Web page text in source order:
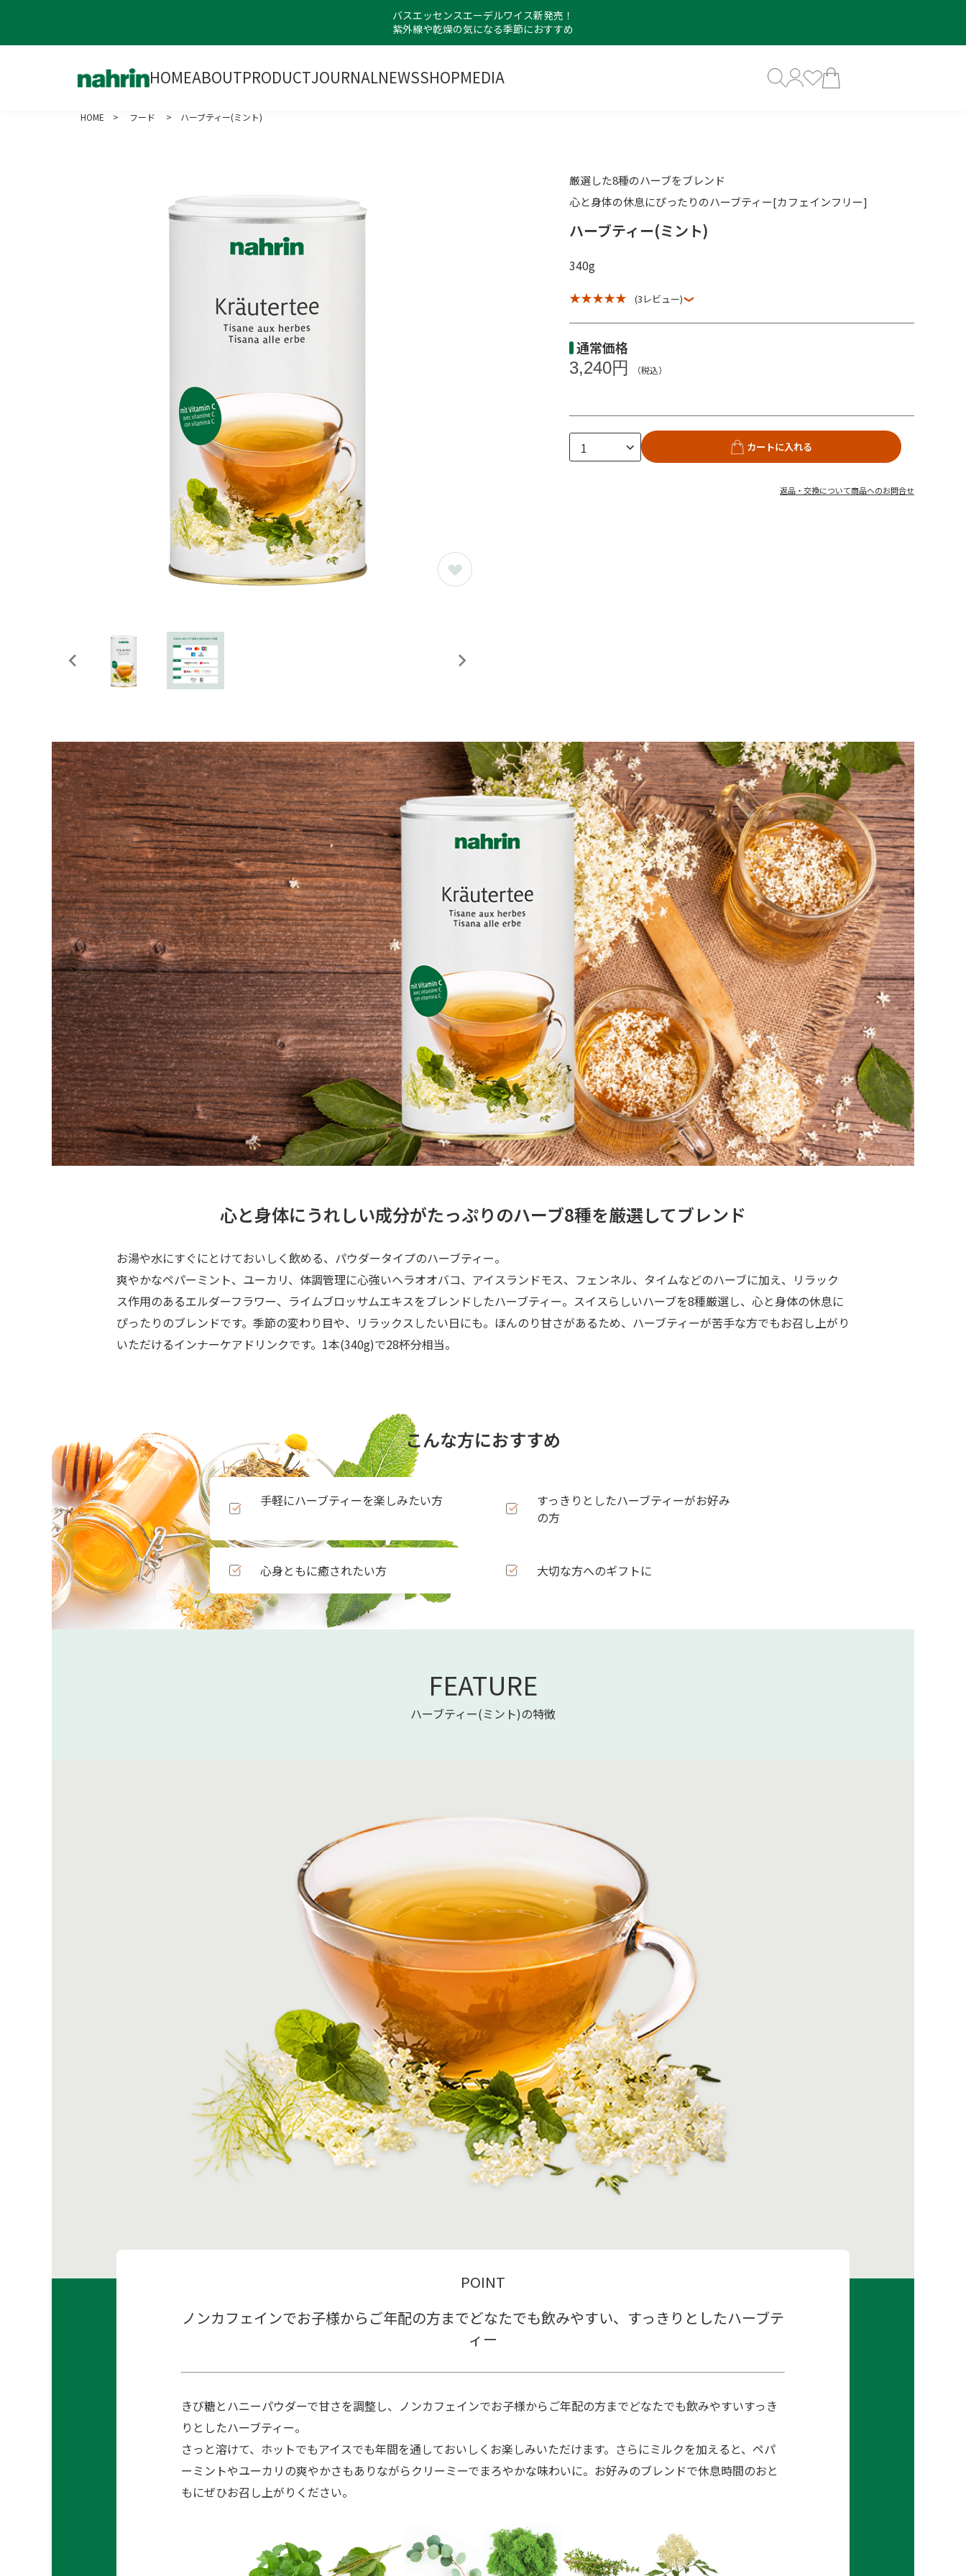
バスエッセンスエーデルワイス新発売！
紫外線や乾燥の気になる季節におすすめ
HOMEABOUTPRODUCTJOURNALNEWSSHOPMEDIA
HOME > フード > ハーブティー(ミント)
厳選した8種のハーブをブレンド
心と身体の休息にぴったりのハーブティー[カフェインフリー]
ハーブティー(ミント)
340g
★ ★ ★ ★ ★
(3レビュー)
通常価格
3,240円 （税込）
カートに入れる
返品・交換について商品へのお問合せ
心と身体にうれしい成分がたっぷりのハーブ8種を厳選してブレンド
お湯や水にすぐにとけておいしく飲める、パウダータイプのハーブティー。
爽やかなペパーミント、ユーカリ、体調管理に心強いヘラオオバコ、アイスランドモス、フェンネル、タイムなどのハーブに加え、リラック
ス作用のあるエルダーフラワー、ライムブロッサムエキスをブレンドしたハーブティー。スイスらしいハーブを8種厳選し、心と身体の休息に
ぴったりのブレンドです。季節の変わり目や、リラックスしたい日にも。ほんのり甘さがあるため、ハーブティーが苦手な方でもお召し上がり
いただけるインナーケアドリンクです。1本(340g)で28杯分相当。
こんな方におすすめ
手軽にハーブティーを楽しみたい方
すっきりとしたハーブティーがお好み
の方
心身ともに癒されたい方 大切な方へのギフトに
FEATURE
ハーブティー(ミント)の特徴
POINT
ノンカフェインでお子様からご年配の方までどなたでも飲みやすい、すっきりとしたハーブテ
ィー
きび糖とハニーパウダーで甘さを調整し、ノンカフェインでお子様からご年配の方までどなたでも飲みやすいすっき
りとしたハーブティー。
さっと溶けて、ホットでもアイスでも年間を通しておいしくお楽しみいただけます。さらにミルクを加えると、ペパ
ーミントやユーカリの爽やかさもありながらクリーミーでまろやかな味わいに。お好みのブレンドで休息時間のおと
もにぜひお召し上がりください。